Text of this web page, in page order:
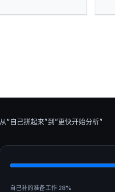
从“自己拼起来”到“更快开始分析”
自己补的准备工作 28%